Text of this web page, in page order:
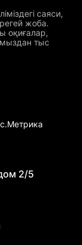
саяси,
жоба.
оқиғалар,
тыс
2/5